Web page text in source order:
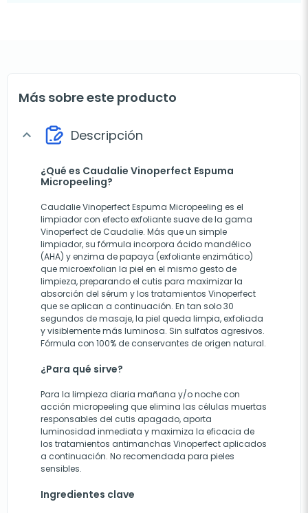
Más sobre este producto
expand_more Descripción
¿Qué es Caudalie Vinoperfect Espuma
Micropeeling?
Caudalie Vinoperfect Espuma Micropeeling es el
limpiador con efecto exfoliante suave de la gama
Vinoperfect de Caudalie. Más que un simple
limpiador, su fórmula incorpora ácido mandélico
(AHA) y enzima de papaya (exfoliante enzimático)
que microexfolian la piel en el mismo gesto de
limpieza, preparando el cutis para maximizar la
absorción del sérum y los tratamientos Vinoperfect
que se aplican a continuación. En tan solo 30
segundos de masaje, la piel queda limpia, exfoliada
y visiblemente más luminosa. Sin sulfatos agresivos.
Fórmula con 100% de conservantes de origen natural.
¿Para qué sirve?
Para la limpieza diaria mañana y/o noche con
acción micropeeling que elimina las células muertas
responsables del cutis apagado, aporta
luminosidad inmediata y maximiza la eficacia de
los tratamientos antimanchas Vinoperfect aplicados
a continuación. No recomendada para pieles
sensibles.
Ingredientes clave